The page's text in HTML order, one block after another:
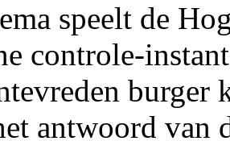
speelt de
controle-
burger
antwoord van